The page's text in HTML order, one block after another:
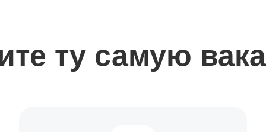
ту самую